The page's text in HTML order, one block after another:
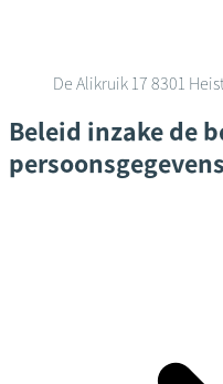
De Alikruik 17 8301
Beleid inzake de
persoonsgegevens